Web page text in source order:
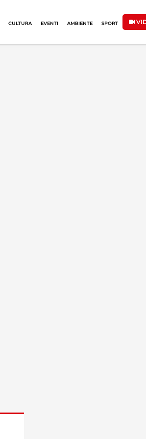
CULTURA EVENTI AMBIENTE SPORT